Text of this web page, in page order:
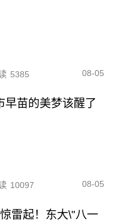
5385 08-05
早苗的美梦该醒了
10097 08-05
雷起！东大\"八一